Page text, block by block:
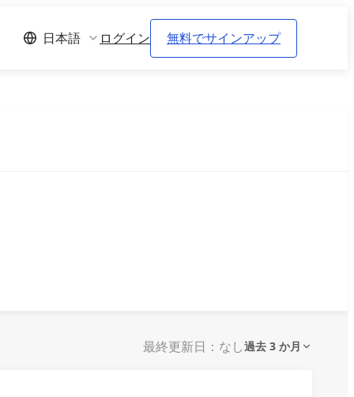
日本語 ログイン 無料でサインアップ
最終更新日：なし過去 3 か月